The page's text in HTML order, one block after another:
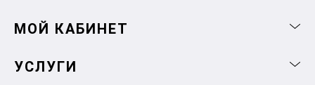
МОЙ КАБИНЕТ
УСЛУГИ